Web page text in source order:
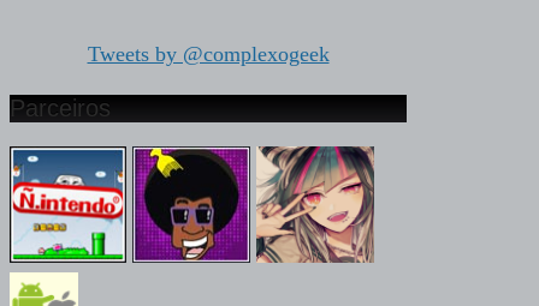
Tweets by @complexogeek
Parceiros